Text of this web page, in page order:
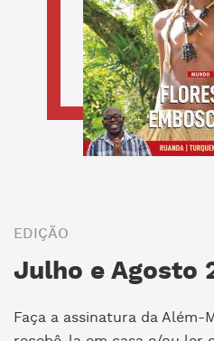
EDIÇÃO
Julho e Agosto
Faça a assinatura da Além-